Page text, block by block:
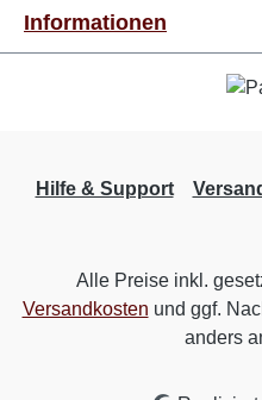
Informationen
Hilfe & Support
Alle Preise inkl.
Versandkosten und ggf.
anders